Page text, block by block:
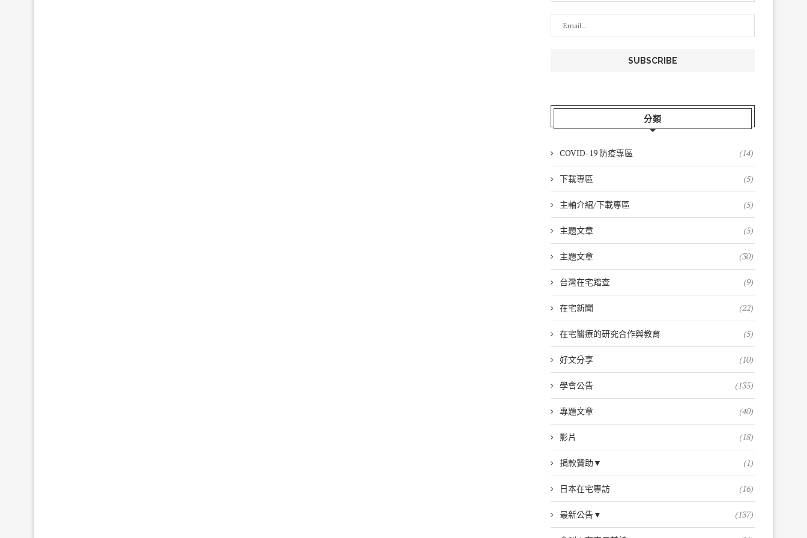
分類
COVID-19 防疫專區 (14)
下載專區 (5)
主軸介紹/下載專區 (5)
主題文章 (5)
主題文章 (30)
台灣在宅踏查 (9)
在宅新聞 (22)
在宅醫療的研究合作與教育 (5)
好文分享 (10)
學會公告 (135)
專題文章 (40)
影片 (18)
捐款贊助▼ (1)
日本在宅專訪 (16)
最新公告▼ (137)